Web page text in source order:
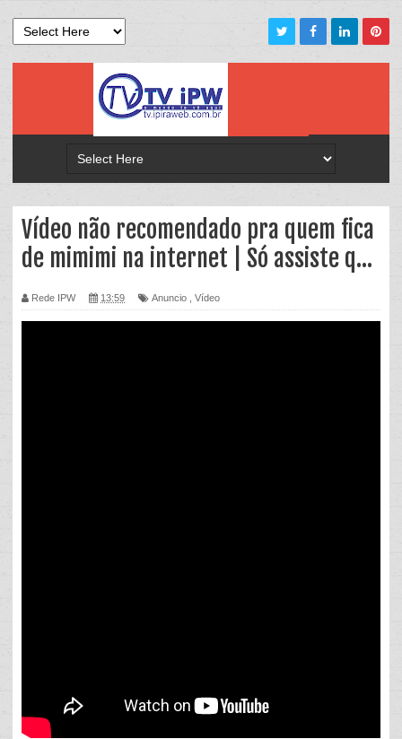
Vídeo não recomendado pra quem fica
de mimimi na internet | Só assiste q...
Rede IPW 13:59 Anuncio Vídeo